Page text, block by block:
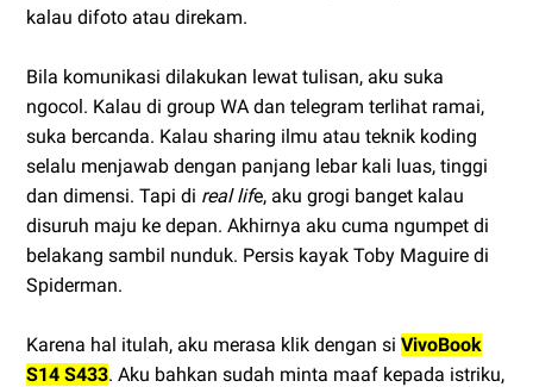
kalau difoto atau direkam.
Bila komunikasi dilakukan lewat tulisan, aku suka
ngocol. Kalau di group WA dan telegram terlihat ramai,
suka bercanda. Kalau sharing ilmu atau teknik koding
selalu menjawab dengan panjang lebar kali luas, tinggi
dan dimensi. Tapi di real life, aku grogi banget kalau
disuruh maju ke depan. Akhirnya aku cuma ngumpet di
belakang sambil nunduk. Persis kayak Toby Maguire di
Spiderman.
Karena hal itulah, aku merasa klik dengan si VivoBook
S14 S433. Aku bahkan sudah minta maaf kepada istriku,